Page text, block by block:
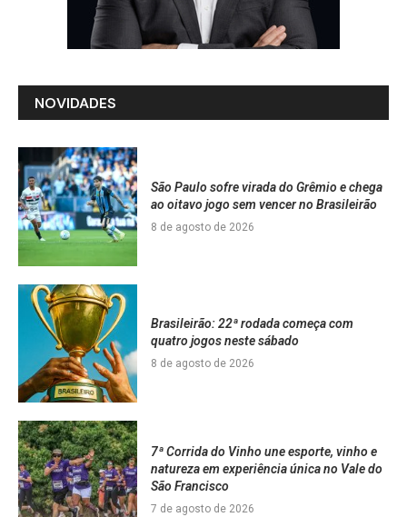
NOVIDADES
São Paulo sofre virada do Grêmio e chega
ao oitavo jogo sem vencer no Brasileirão
8 de agosto de 2026
Brasileirão: 22ª rodada começa com
quatro jogos neste sábado
8 de agosto de 2026
7ª Corrida do Vinho une esporte, vinho e
natureza em experiência única no Vale do
São Francisco
7 de agosto de 2026